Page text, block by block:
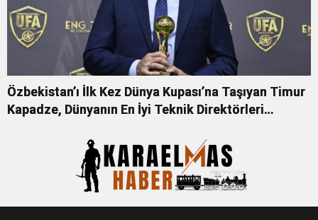
Özbekistan’ı İlk Kez Dünya Kupası’na Taşıyan Timur
Kapadze, Dünyanın En İyi Teknik Direktörleri